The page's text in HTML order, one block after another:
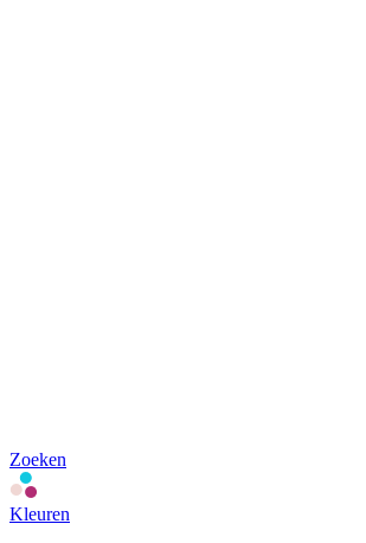
Zoeken
Kleuren